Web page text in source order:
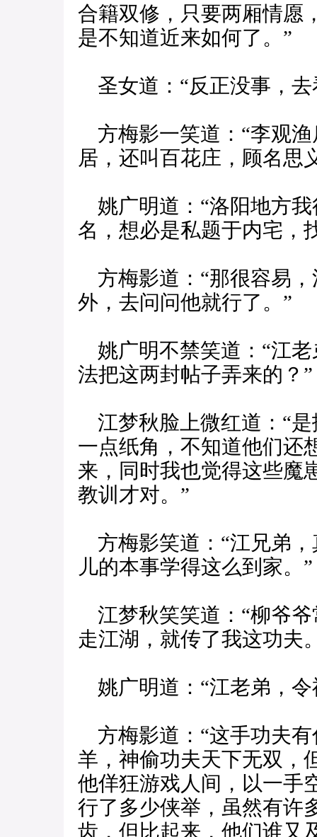
合籍双修，只要两厢情愿
是不知道近来如何了。”
圣女道：“反正没事，去
方梅影一笑道：“李观
居，还叫百花庄，顾名思
姚广明道：“洛阳地方
名，想必是私题于内宅，
方梅影道：“那很容易
外，去问问他就行了。”
姚广明不禁笑道：“江
法把这两封帖子弄来的？”
江梦秋脸上微红道：“
一点纸角，不知道他们还
来，同时我也觉得这些魔
教训才对。”
方梅影笑道：“江兄弟
儿的本事学得这么到家。”
江梦秋笑笑道：“柳爷
走江湖，就传了我这功夫
姚广明道：“江老弟，令
方梅影道：“这手功夫
羊，神偷功夫天下无双，
他佯狂游戏人间，以一手
行了多少侠举，虽然有许
齿，但比起来，他们谁又